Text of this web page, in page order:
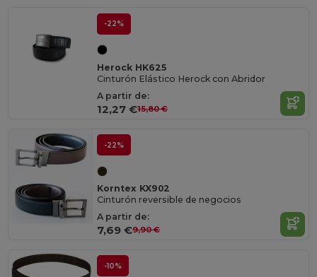
-22%
Herock HK625
Cinturón Elástico Herock con Abridor
A partir de:
12,27 €15,80 €
-22%
Korntex KX902
Cinturón reversible de negocios
A partir de:
7,69 €9,90 €
-10%